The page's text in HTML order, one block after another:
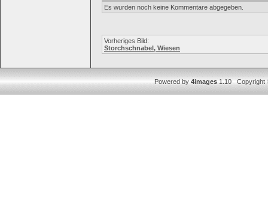
Es wurden noch keine Kommentare abgegeben.
Vorheriges Bild:
Storchschnabel, Wiesen
Powered by4images1.10 Copyright